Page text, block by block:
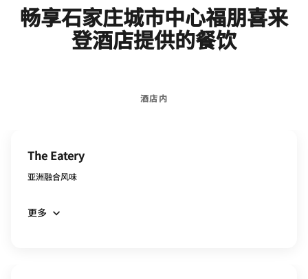
畅享石家庄城市中心福朋喜来
登酒店提供的餐饮
酒店内
The Eatery
亚洲融合风味
更多